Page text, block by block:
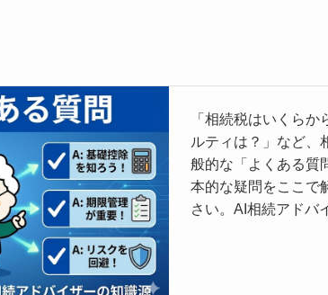
「相続税はいくら
ルティは？」など、
般的な「よくある質
本的な疑問をここで
さい。AI相続アドバ